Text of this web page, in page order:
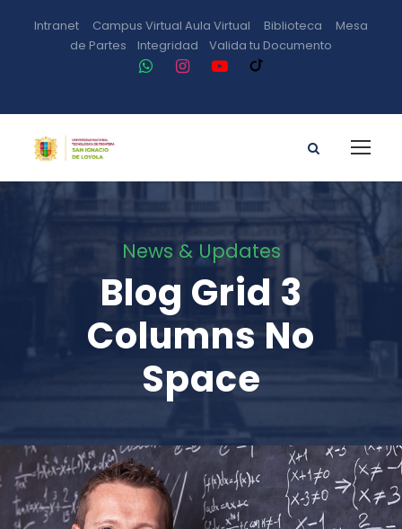
Intranet Campus Virtual Aula Virtual Biblioteca
Mesa
de Partes
Integridad Valida tu Documento
News & Updates
Blog Grid 3
Columns No
Space